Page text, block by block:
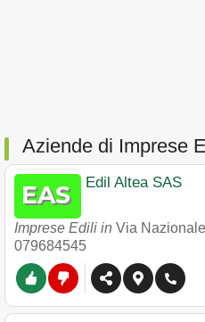
Aziende di Imprese
Edil Altea SAS
Imprese Edili in Via
079684545